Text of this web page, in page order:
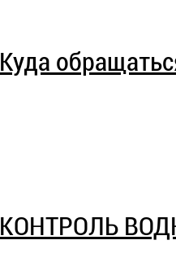
Куда
КОНТРОЛЬ